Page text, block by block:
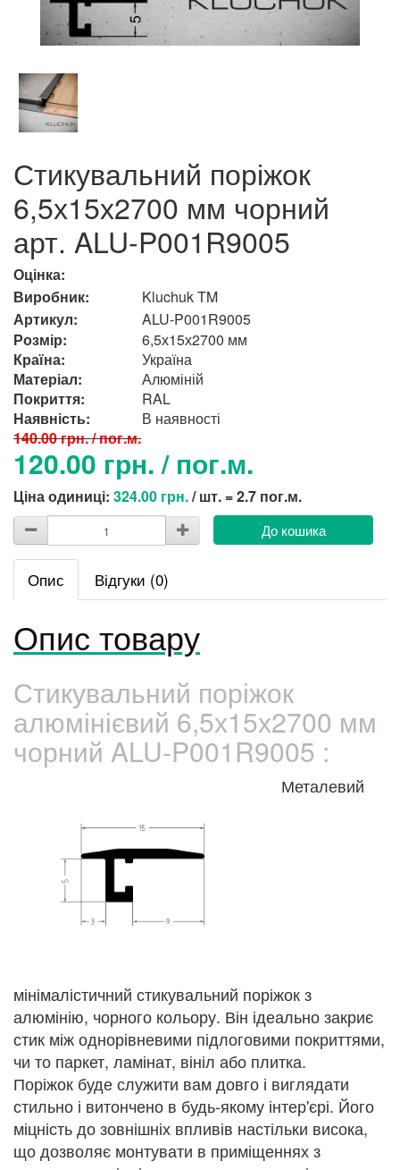
Стикувальний поріжок
6,5х15х2700 мм чорний
арт. ALU-P001R9005
Оцінка:
Виробник:
Kluchuk TM
Артикул:
ALU-P001R9005
Розмір:
6,5х15х2700 мм
Країна:
Україна
Матеріал:
Алюміній
Покриття:
RAL
Наявність:
В наявності
140.00 грн. / пог.м.
120.00 грн. / пог.м.
Ціна одиниці: 324.00 грн./ шт. = 2.7 пог.м.
До кошика
Опис Відгуки (0)
Опис товару
Стикувальний поріжок
алюмінієвий 6,5х15х2700 мм
чорний ALU-P001R9005 :
Металевий
мінімалістичний стикувальний поріжок з
алюмінію, чорного кольору. Він ідеально закриє
стик між однорівневими підлоговими покриттями,
чи то паркет, ламінат, вініл або плитка.
Поріжок буде служити вам довго і виглядати
стильно і витончено в будь-якому інтер'єрі. Його
міцність до зовнішніх впливів настільки висока,
що дозволяє монтувати в приміщеннях з